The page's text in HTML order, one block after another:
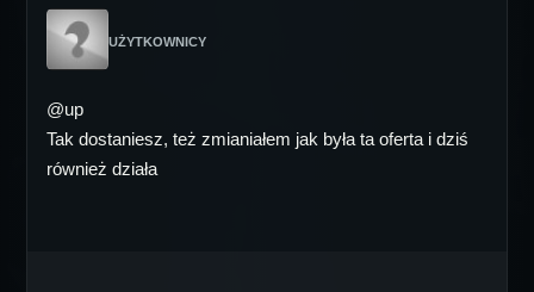
UŻYTKOWNICY
@up
Tak dostaniesz, też zmianiałem jak była ta oferta i dziś
również działa